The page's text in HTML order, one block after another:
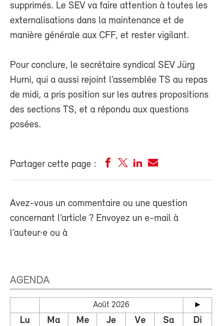
supprimés. Le SEV va faire attention à toutes les
externalisations dans la maintenance et de
manière générale aux CFF, et rester vigilant.
Pour conclure, le secrétaire syndical SEV Jürg
Hurni, qui a aussi rejoint l’assemblée TS au repas
de midi, a pris position sur les autres propositions
des sections TS, et a répondu aux questions
posées.
Partager cette page :
Avez-vous un commentaire ou une question
concernant l’article ? Envoyez un e-mail à
l’auteur·e ou à
AGENDA
Août 2026
Lu Ma Me Je Ve Sa Di